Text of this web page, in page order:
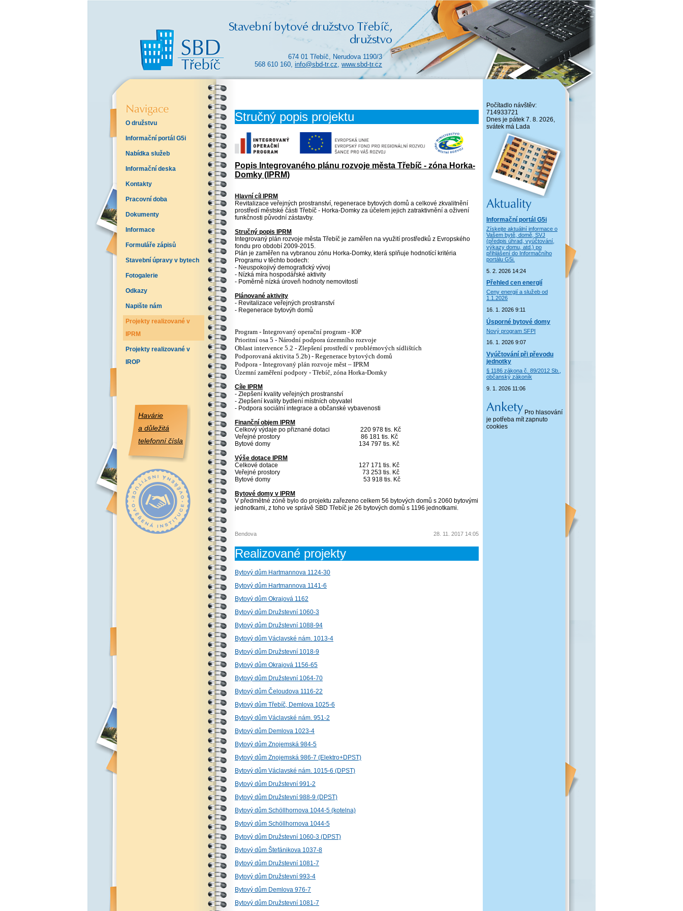
674 01 Třebíč, Nerudova 1190/3
568 610 160, info@sbd-tr.cz, www.sbd-tr.cz
O družstvu
Informační portál G5i
Nabídka služeb
Informační deska
Kontakty
Pracovní doba
Dokumenty
Informace
Formuláře zápisů
Stavební úpravy v bytech
Fotogalerie
Odkazy
Napište nám
Projekty realizované v
IPRM
Projekty realizované v
IROP
Havárie
a důležitá
telefonní čísla
Počítadlo návštěv:
714933721
Dnes je pátek 7. 8. 2026,
svátek má Lada
Informační portál G5i
Získejte aktuální informace o
Vašem bytě, domě, SVJ
(předpis úhrad, vyúčtování,
výkazy domu, atd.) po
přihlášení do Informačního
portálu G5i.
5. 2. 2026 14:24
Přehled cen energií
Ceny energií a služeb od
1.1.2026
16. 1. 2026 9:11
Úsporné bytové domy
Nový program SFPI
16. 1. 2026 9:07
Vyúčtování při převodu
jednotky
§ 1186 zákona č. 89/2012 Sb.,
občanský zákoník
9. 1. 2026 11:06
Pro hlasování
je potřeba mít zapnuto
cookies
Stručný popis projektu
Popis Integrovaného plánu rozvoje města Třebíč - zóna Horka-
Domky (IPRM)
Hlavní cíl IPRM
Revitalizace veřejných prostranství, regenerace bytových domů a celkové zkvalitnění
prostředí městské části Třebíč - Horka-Domky za účelem jejich zatraktivnění a oživení
funkčnosti původní zástavby.
Stručný popis IPRM
Integrovaný plán rozvoje města Třebíč je zaměřen na využití prostředků z Evropského
fondu pro období 2009-2015.
Plán je zaměřen na vybranou zónu Horka-Domky, která splňuje hodnotící kritéria
Programu v těchto bodech:
- Neuspokojivý demografický vývoj
- Nízká míra hospodářské aktivity
- Poměrně nízká úroveň hodnoty nemovitostí
Plánované aktivity
- Revitalizace veřejných prostranství
- Regenerace bytovýh domů
Program - Integrovaný operační program - IOP
Prioritní osa 5 - Národní podpora územního rozvoje
Oblast intervence 5.2 - Zlepšení prostředí v problémových sídlištích
Podporovaná aktivita 5.2b) - Regenerace bytových domů
Podpora - Integrovaný plán rozvoje měst – IPRM
Územní zaměření podpory - Třebíč, zóna Horka-Domky
Cíle IPRM
- Zlepšení kvality veřejných prostranství
- Zlepšení kvality bydlení místních obyvatel
- Podpora sociální integrace a občanské vybavenosti
Finanční objem IPRM
Celkový výdaje po přiznané dotaci 220 978 tis. Kč
Veřejné prostory 86 181 tis. Kč
Bytové domy 134 797 tis. Kč
Výše dotace IPRM
Celkové dotace 127 171 tis. Kč
Veřejné prostory 73 253 tis. Kč
Bytové domy 53 918 tis. Kč
Bytové domy v IPRM
V předmětné zóně bylo do projektu zařezeno celkem 56 bytových domů s 2060 bytovými
jednotkami, z toho ve správě SBD Třebíč je 26 bytových domů s 1196 jednotkami.
Bendova 28. 11. 2017 14:05
Realizované projekty
Bytový dům Hartmannova 1124-30
Bytový dům Hartmannova 1141-6
Bytový dům Okrajová 1162
Bytový dům Družstevní 1060-3
Bytový dům Družstevní 1088-94
Bytový dům Václavské nám. 1013-4
Bytový dům Družstevní 1018-9
Bytový dům Okrajová 1156-65
Bytový dům Družstevní 1064-70
Bytový dům Čeloudova 1116-22
Bytový dům Třebíč, Demlova 1025-6
Bytový dům Václavské nám. 951-2
Bytový dům Demlova 1023-4
Bytový dům Znojemská 984-5
Bytový dům Znojemská 986-7 (Elektro+DPST)
Bytový dům Václavské nám. 1015-6 (DPST)
Bytový dům Družstevní 991-2
Bytový dům Družstevní 988-9 (DPST)
Bytový dům Schöllhornova 1044-5 (kotelna)
Bytový dům Schöllhornova 1044-5
Bytový dům Družstevní 1060-3 (DPST)
Bytový dům Štefánikova 1037-8
Bytový dům Družstevní 1081-7
Bytový dům Družstevní 993-4
Bytový dům Demlova 976-7
Bytový dům Družstevní 1081-7